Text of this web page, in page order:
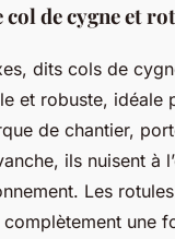
col de cygne et
dits cols de
et robuste, idéale
de chantier,
ils nuisent à
Les
complètement une